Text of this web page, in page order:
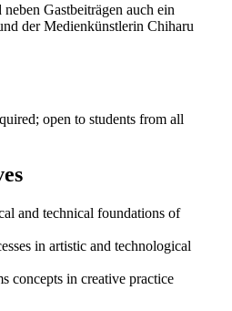
Gastbeiträgen auch ein
der Medienkünstlerin Chiharu
open to students from all
and technical foundations of
in artistic and technological
concepts in creative practice